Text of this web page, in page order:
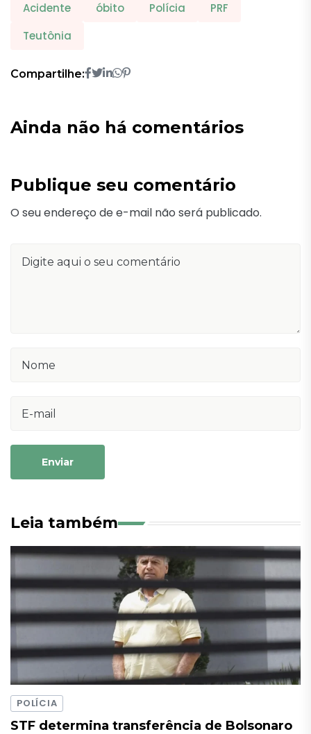
Acidente óbito Polícia
PRF
Teutônia
Compartilhe:
Ainda não há comentários
Publique seu comentário
O seu endereço de e-mail não será publicado.
Enviar
Leia também
POLÍCIA
STF determina transferência de Bolsonaro